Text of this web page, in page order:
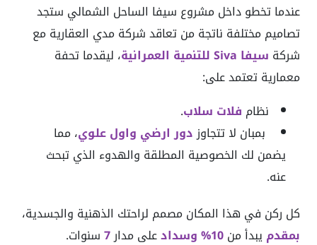
عندما تخطو داخل مشروع سيفا الساحل الشمالي ستجد
تصاميم مختلفة ناتجة من تعاقد شركة مدي العقارية مع
شركة سيفا Siva للتنمية العمرانية
، ليقدما تحفة
معمارية تعتمد على:
نظام فلات سلاب.
بمبان لا تتجاوزدور ارضي واول علوي، مما
يضمن لك الخصوصية المطلقة والهدوء الذي تبحث
عنه.
كل ركن في هذا المكان مصمم لراحتك الذهنية والجسدية،
بمقدميبدأ من10% وسدادعلى مدار7سنوات.